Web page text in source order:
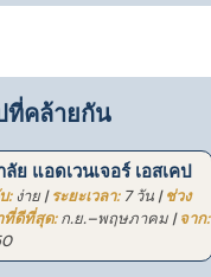
ที่คล้ายกัน
ย แอดเวนเจอร์ เอสเคป
:ง่าย |ระยะเวลา:7 วัน |ช่วง
ที่ดีที่สุด:ก.ย.–พฤษภาคม |จาก: